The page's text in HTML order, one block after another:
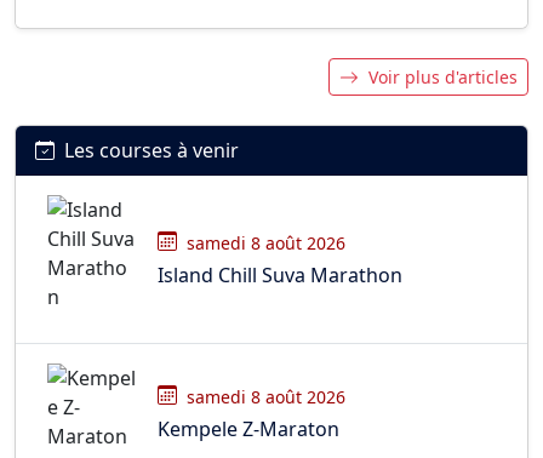
Voir plus d'articles
Les courses à venir
samedi 8 août 2026
Island Chill Suva Marathon
samedi 8 août 2026
Kempele Z-Maraton